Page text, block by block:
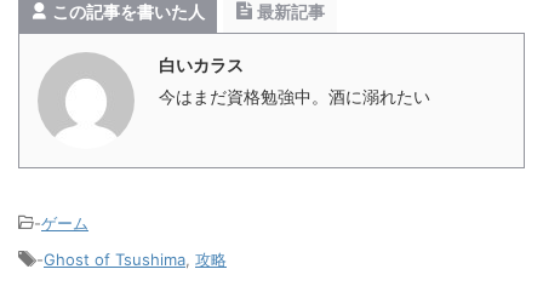
この記事を書いた人 最新記事
白いカラス
今はまだ資格勉強中。酒に溺れたい
-ゲーム
-Ghost of Tsushima, 攻略